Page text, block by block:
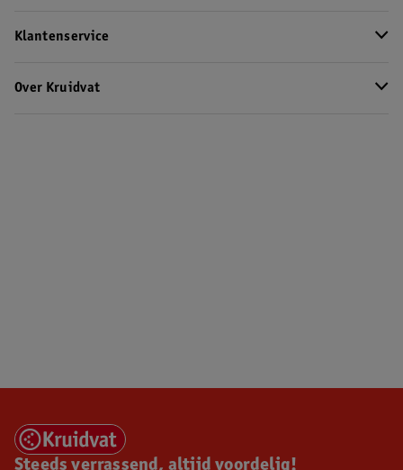
Klantenservice
Over Kruidvat
Steeds verrassend, altijd voordelig!